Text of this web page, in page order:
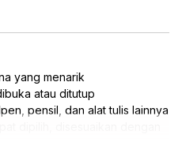
yang menarik
atau ditutup
pensil, dan alat tulis lainnya
dipilih, disesuaikan dengan